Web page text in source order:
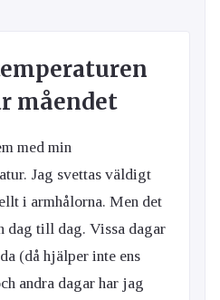
måendet
med min
Jag svettas väldigt
i armhålorna. Men det
dag till dag. Vissa dagar
(då hjälper inte ens
andra dagar har jag